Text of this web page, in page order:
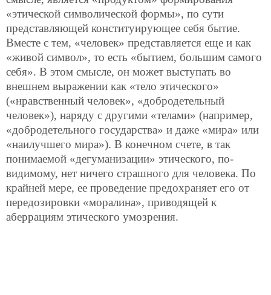
«этической символической формы», по сути
представляющей конституирующее себя бытие.
Вместе с тем, «человек» представляется еще и как
«живой символ», то есть «бытием, большим самого
себя». В этом смысле, он может выступать во
внешнем выражении как «тело этического»
(«нравственный человек», «добродетельный
человек»), наряду с другими «телами» (например,
«добродетельного государства» и даже «мира» или
«наилучшего мира»). В конечном счете, в так
понимаемой «дегуманизации» этического, по-
видимому, нет ничего страшного для человека. По
крайней мере, ее проведение предохраняет его от
передозировки «моралина», приводящей к
аберрациям этического умозрения.